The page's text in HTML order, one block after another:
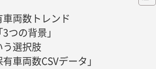
両数トレンド
つの背景」
う選択肢
車両数CSVデータ」